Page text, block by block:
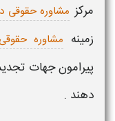
مرکز مشاوره حقوقی
زمینه مشاوره
پیرامونجهات
دهند .